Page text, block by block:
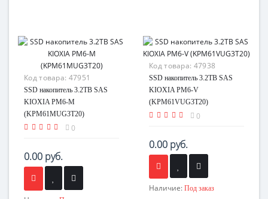
Код товара: 47951
SSD накопитель 3.2TB SAS
KIOXIA PM6-M
(KPM61MUG3T20)
0
0.00 руб.
Код товара: 47938
SSD накопитель 3.2TB SAS
KIOXIA PM6-V
(KPM61VUG3T20)
0
0.00 руб.
Наличие: Под заказ